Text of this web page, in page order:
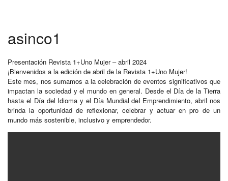
asinco1
Presentación Revista 1+Uno Mujer – abril 2024
¡Bienvenidos a la edición de abril de la Revista 1+Uno Mujer!
Este mes, nos sumamos a la celebración de eventos significativos que
impactan la sociedad y el mundo en general. Desde el Día de la Tierra
hasta el Día del Idioma y el Día Mundial del Emprendimiento, abril nos
brinda la oportunidad de reflexionar, celebrar y actuar en pro de un
mundo más sostenible, inclusivo y emprendedor.